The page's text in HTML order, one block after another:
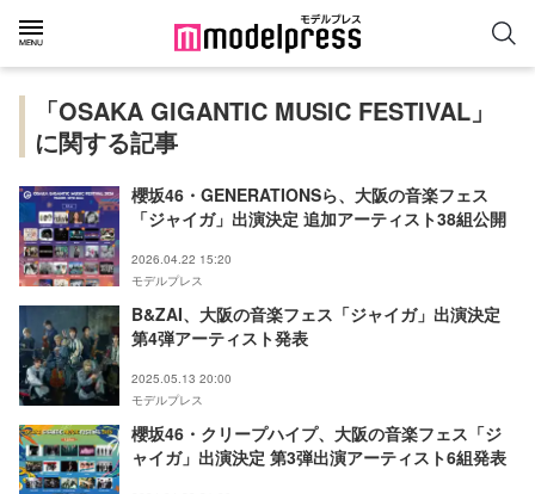
「OSAKA GIGANTIC MUSIC FESTIVAL」
に関する記事
櫻坂46・GENERATIONSら、大阪の音楽フェス
「ジャイガ」出演決定 追加アーティスト38組公開
2026.04.22 15:20
モデルプレス
B&ZAI、大阪の音楽フェス「ジャイガ」出演決定
第4弾アーティスト発表
2025.05.13 20:00
モデルプレス
櫻坂46・クリープハイプ、大阪の音楽フェス「ジ
ャイガ」出演決定 第3弾出演アーティスト6組発表